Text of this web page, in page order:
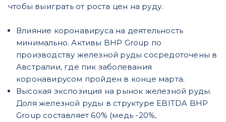
чтобы выиграть от роста цен на руду.
Влияние коронавируса на деятельность
минимально. Активы BHP Group по
производству железной руды сосредоточены в
Австралии, где пик заболевания
коронавирусом пройден в конце марта.
Высокая экспозиция на рынок железной руды.
Доля железной руды в структуре EBITDA BHP
Group составляет 60% (медь -20%,